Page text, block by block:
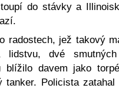
do stávky a
radostech, jež takový
lidstvu, dvé
davem jako
tanker. Policista zatahal